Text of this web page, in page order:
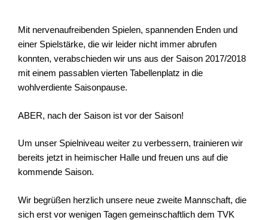
Mit nervenaufreibenden Spielen, spannenden Enden und
einer Spielstärke, die wir leider nicht immer abrufen
konnten, verabschieden wir uns aus der Saison 2017/2018
mit einem passablen vierten Tabellenplatz in die
wohlverdiente Saisonpause.
ABER, nach der Saison ist vor der Saison!
Um unser Spielniveau weiter zu verbessern, trainieren wir
bereits jetzt in heimischer Halle und freuen uns auf die
kommende Saison.
Wir begrüßen herzlich unsere neue zweite Mannschaft, die
sich erst vor wenigen Tagen gemeinschaftlich dem TVK